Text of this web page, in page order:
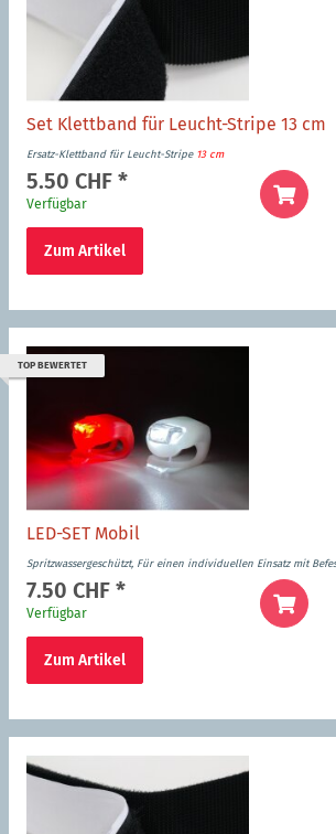
Set Klettband für Leucht-Stripe 13 cm
Ersatz-Klettband für Leucht-Stripe 13 cm
5.50 CHF *
Verfügbar
Zum Artikel
TOP BEWERTET
LED-SET Mobil
Spritzwassergeschützt, Für einen individuellen Einsatz mit
7.50 CHF *
Verfügbar
Zum Artikel